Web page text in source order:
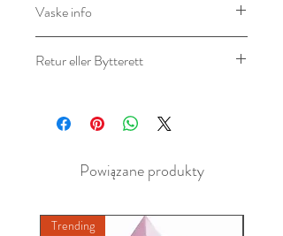
Vaske info
Pleieinstruksjoner
Retur eller Bytterett
du kan returnere ubrukte varer.
Produkter må returneres i
videresalg.Vennligst kontakt vår
bytteprosessen.
Powiązane produkty
Trending